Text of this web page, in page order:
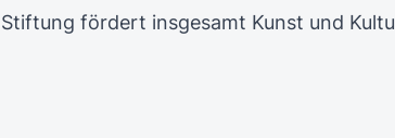
Stiftung fördert insgesamt Kunst und